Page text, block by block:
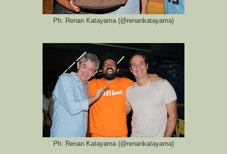
Ph: Renan Katayama (@renankatayama)
Ph: Renan Katayama (@renankatayama)